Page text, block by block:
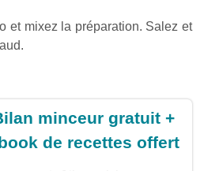
et mixez la préparation. Salez et
minceur gratuit +
de recettes offert